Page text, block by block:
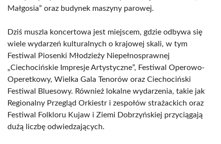
Małgosia” oraz budynek maszyny parowej.
Dziś muszla koncertowa jest miejscem, gdzie odbywa się
wiele wydarzeń kulturalnych o krajowej skali, w tym
Festiwal Piosenki Młodzieży Niepełnosprawnej
„Ciechocińskie Impresje Artystyczne”, Festiwal Operowo-
Operetkowy, Wielka Gala Tenorów oraz Ciechociński
Festiwal Bluesowy. Również lokalne wydarzenia, takie jak
Regionalny Przegląd Orkiestr i zespołów strażackich oraz
Festiwal Folkloru Kujaw i Ziemi Dobrzyńskiej przyciągają
dużą liczbę odwiedzających.